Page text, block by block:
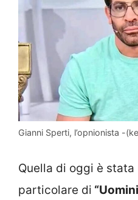
Gianni Sperti, l’opnionista -
Quella di oggi è
particolare di